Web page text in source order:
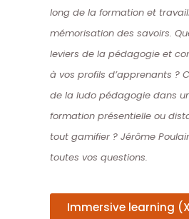
long de la formation et
mémorisation des savoirs.
leviers de la pédagogie et
à vos profils d’apprenants ?
de la ludo pédagogie dans
formation présentielle ou
tout gamifier ? Jérôme
toutes vos questions.
Immersive learning